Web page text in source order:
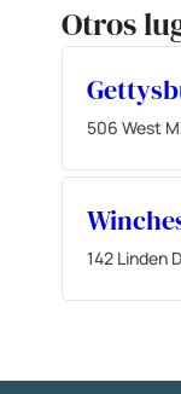
Otros
506 West
142 Linden